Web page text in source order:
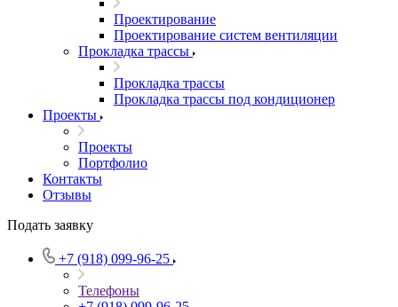
Проектирование
Проектирование систем вентиляции
Прокладка трассы
Прокладка трассы
Прокладка трассы под кондиционер
Проекты
Проекты
Портфолио
Контакты
Отзывы
Подать заявку
+7 (918) 099-96-25
Телефоны